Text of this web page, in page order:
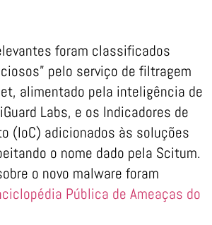
foram classificados
pelo serviço de filtragem
alimentado pela inteligência de
Labs, e os Indicadores de
(IoC) adicionados às soluções
o nome dado pela Scitum.
o novo malware foram
Pública de Ameaças do